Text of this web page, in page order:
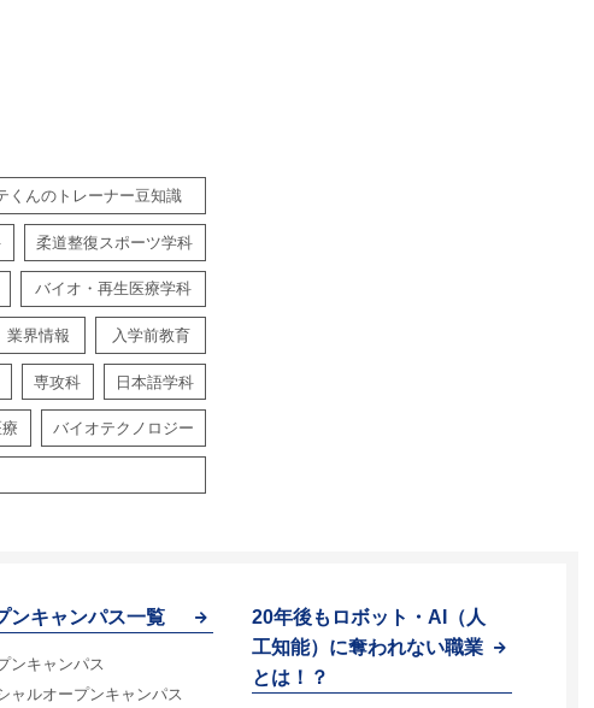
くんのトレーナー豆知識
柔道整復スポーツ学科
バイオ・再生医療学科
業界情報 入学前教育
専攻科 日本語学科
バイオテクノロジー
ンキャンパス一覧
ンキャンパス
ャルオープンキャンパス
20年後もロボット・AI（人
工知能）に奪われない職業
とは！？